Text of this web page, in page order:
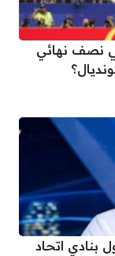
نصف نهائي
بنادي اتحاد